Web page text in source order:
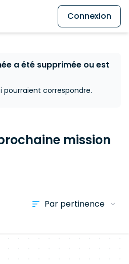
Connexion
a été supprimée ou est
pourraient correspondre.
mission